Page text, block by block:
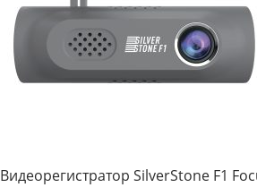
Видеорегистратор SilverStone F1